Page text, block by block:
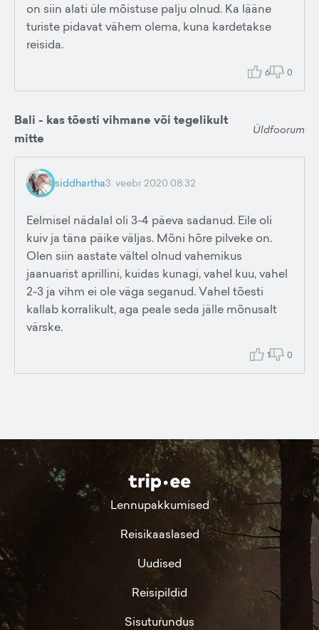
on siin alati üle mõistuse palju olnud. Ka lääne
turiste pidavat vähem olema, kuna kardetakse
reisida.
6 0
Bali - kas tõesti vihmane või tegelikult
mitte
Üldfoorum
siddhartha3. veebr 2020 08:32
Eelmisel nädalal oli 3-4 päeva sadanud. Eile oli
kuiv ja täna päike väljas. Mõni hõre pilveke on.
Olen siin aastate vältel olnud vahemikus
jaanuarist aprillini, kuidas kunagi, vahel kuu, vahel
2-3 ja vihm ei ole väga seganud. Vahel tõesti
kallab korralikult, aga peale seda jälle mõnusalt
värske.
1 0
Lennupakkumised
Reisikaaslased
Uudised
Reisipildid
Sisuturundus